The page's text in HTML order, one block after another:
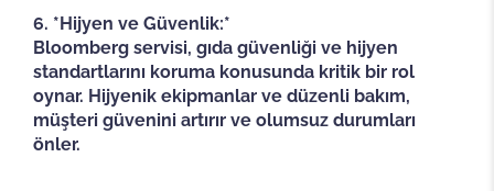
6. *Hijyen ve Güvenlik:*
Bloomberg servisi, gıda güvenliği ve hijyen
standartlarını koruma konusunda kritik bir rol
oynar. Hijyenik ekipmanlar ve düzenli bakım,
müşteri güvenini artırır ve olumsuz durumları
önler.